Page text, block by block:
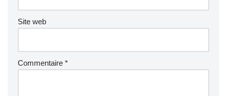
Site web
Commentaire *